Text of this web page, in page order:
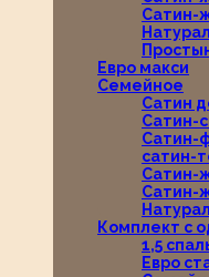
Сатин-
Евро макси
Семейное
Сатин
Сатин-
Сатин-
сатин-
Сатин-
Сатин-
Комплект с
1,5
Евро